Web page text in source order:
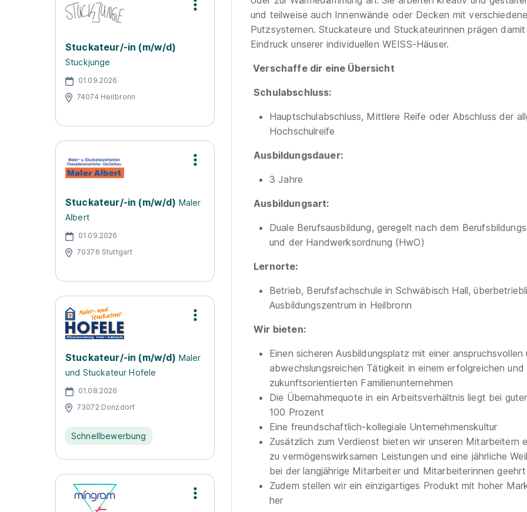
Stuckateur/-in (m/w/d)
Stuckjunge
01.09.2026
74074 Heilbronn
Stuckateur/-in (m/w/d) Maler
Albert
01.09.2026
70376 Stuttgart
Stuckateur/-in (m/w/d) Maler
und Stuckateur Hofele
01.08.2026
73072 Donzdorf
Schnellbewerbung
und teilweise auch Innenwände oder Decken mit
Putzsystemen. Stuckateure und Stuckateurinnen prägen
Eindruck unserer individuellen WEISS-Häuser.
Verschaffe dir eine Übersicht
Schulabschluss:
Hauptschulabschluss, Mittlere Reife oder Abschluss der
Hochschulreife
Ausbildungsdauer:
3 Jahre
Ausbildungsart:
Duale Berufsausbildung, geregelt nach dem
und der Handwerksordnung (HwO)
Lernorte:
Betrieb, Berufsfachschule in Schwäbisch Hall,
Ausbildungszentrum in Heilbronn
Wir bieten:
Einen sicheren Ausbildungsplatz mit einer anspruchsvollen
abwechslungsreichen Tätigkeit in einem erfolgreichen und
zukunftsorientierten Familienunternehmen
Die Übernahmequote in ein Arbeitsverhältnis liegt bei
100 Prozent
Eine freundschaftlich-kollegiale Unternehmenskultur
Zusätzlich zum Verdienst bieten wir unseren Mitarbeitern
zu vermögenswirksamen Leistungen und eine jährliche
bei der langjährige Mitarbeiter und Mitarbeiterinnen
Zudem stellen wir ein einzigartiges Produkt mit hoher
her